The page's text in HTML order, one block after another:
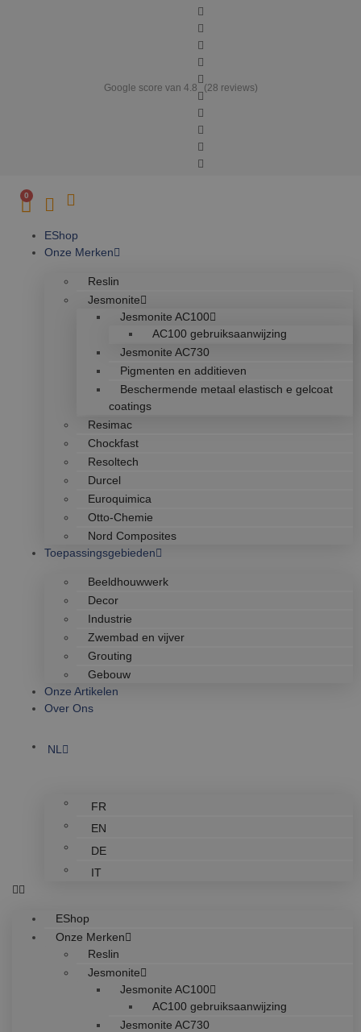
Google score van 4.8 (28 reviews)
EShop
Onze Merken
Reslin
Jesmonite
Jesmonite AC100
AC100 gebruiksaanwijzing
Jesmonite AC730
Pigmenten en additieven
Beschermende metaal elastisch e gelcoat
coatings
Resimac
Chockfast
Resoltech
Durcel
Euroquimica
Otto-Chemie
Nord Composites
Toepassingsgebieden
Beeldhouwwerk
Decor
Industrie
Zwembad en vijver
Grouting
Gebouw
Onze Artikelen
Over Ons
NL
FR
EN
DE
IT
EShop
Onze Merken
Reslin
Jesmonite
Jesmonite AC100
AC100 gebruiksaanwijzing
Jesmonite AC730
0